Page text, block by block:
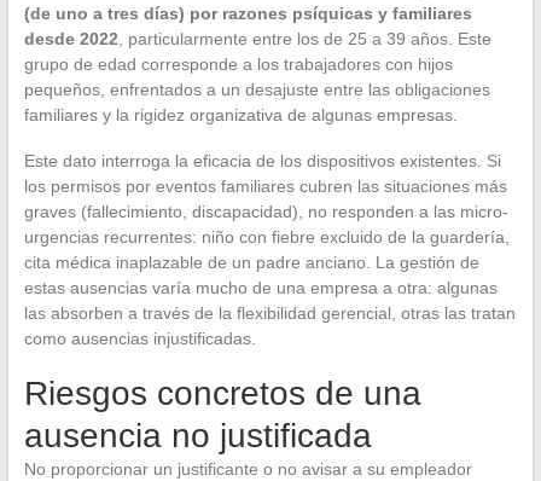
(de uno a tres días) por razones psíquicas y familiares
desde 2022, particularmente entre los de 25 a 39 años. Este
grupo de edad corresponde a los trabajadores con hijos
pequeños, enfrentados a un desajuste entre las obligaciones
familiares y la rigidez organizativa de algunas empresas.
Este dato interroga la eficacia de los dispositivos existentes. Si
los permisos por eventos familiares cubren las situaciones más
graves (fallecimiento, discapacidad), no responden a las micro-
urgencias recurrentes: niño con fiebre excluido de la guardería,
cita médica inaplazable de un padre anciano. La gestión de
estas ausencias varía mucho de una empresa a otra: algunas
las absorben a través de la flexibilidad gerencial, otras las tratan
como ausencias injustificadas.
Riesgos concretos de una
ausencia no justificada
No proporcionar un justificante o no avisar a su empleador